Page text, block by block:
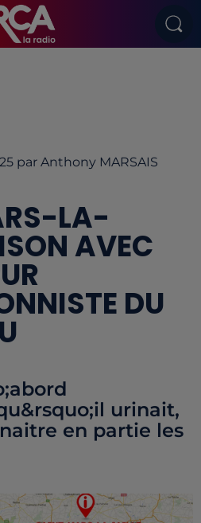
par Anthony MARSAIS
LA-
AVEC
DU
urinait,
en partie les